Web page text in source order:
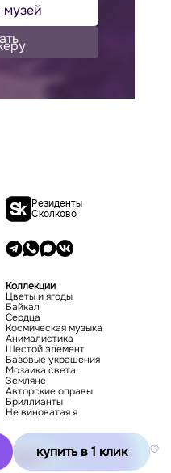
купить в 1 клик
музей
Резиденты
Сколково
Коллекции
Цветы и ягоды
Байкал
Сердца
Космическая музыка
Анималистика
Шестой элемент
Базовые украшения
Мозаика света
Земляне
Авторские оправы
Бриллианты
Не виноватая я